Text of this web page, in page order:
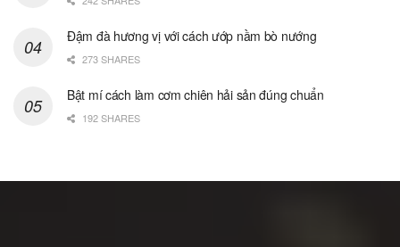
Đậm đà hương vị với cách ướp nầm bò nướng
273 SHARES
Bật mí cách làm cơm chiên hải sản đúng chuẩn
192 SHARES